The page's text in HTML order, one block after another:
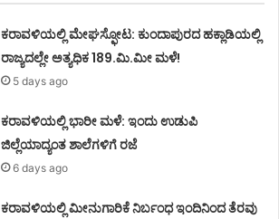
ಕರಾವಳಿಯಲ್ಲಿ ಮೇಘಸ್ಫೋಟ: ಕುಂದಾಪುರದ ಹಕ್ಲಾಡಿಯಲ್ಲಿ
ರಾಜ್ಯದಲ್ಲೇ ಅತ್ಯಧಿಕ 189.ಮಿ.ಮೀ ಮಳೆ!
5 days ago
ಕರಾವಳಿಯಲ್ಲಿ ಭಾರೀ ಮಳೆ: ಇಂದು ಉಡುಪಿ
ಜಿಲ್ಲೆಯಾದ್ಯಂತ ಶಾಲೆಗಳಿಗೆ ರಜೆ
6 days ago
ಕರಾವಳಿಯಲ್ಲಿ ಮೀನುಗಾರಿಕೆ ನಿರ್ಬಂಧ ಇಂದಿನಿಂದ ತೆರವು